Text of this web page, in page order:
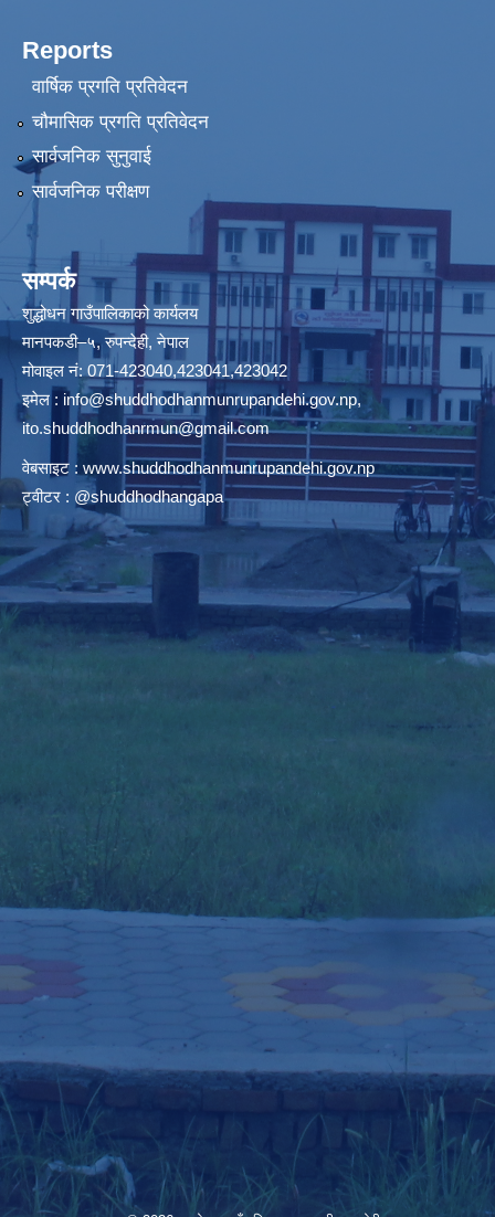
Reports
वार्षिक प्रगति प्रतिवेदन
चौमासिक प्रगति प्रतिवेदन
सार्वजनिक सुनुवाई
सार्वजनिक परीक्षण
सम्पर्क
शुद्धोधन गाउँपालिकाको कार्यलय
मानपकडी–५, रुपन्देही, नेपाल
मोवाइल नं: 071-423040,423041,423042
इमेल : info@shuddhodhanmunrupandehi.gov.np,
ito.shuddhodhanrmun@gmail.com
वेबसाइट : www.shuddhodhanmunrupandehi.gov.np
ट्वीटर : @shuddhodhangapa